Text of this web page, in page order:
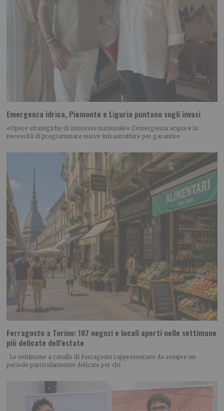
Emergenza idrica, Piemonte e Liguria puntano sugli invasi
«Opere strategiche di interesse nazionale» L’emergenza acqua e la
necessità di programmare nuove infrastrutture per garantire
Ferragosto a Torino: 107 negozi e locali aperti nelle settimane
più delicate dell’estate
Le settimane a cavallo di Ferragosto rappresentano da sempre un
periodo particolarmente delicato per chi